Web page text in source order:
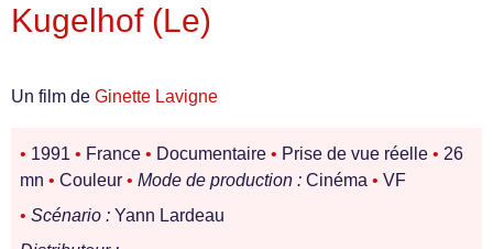
Kugelhof (Le)
Un film de Ginette Lavigne
• 1991 • France • Documentaire • Prise de vue réelle • 26
mn • Couleur • Mode de production : Cinéma • VF
• Scénario : Yann Lardeau